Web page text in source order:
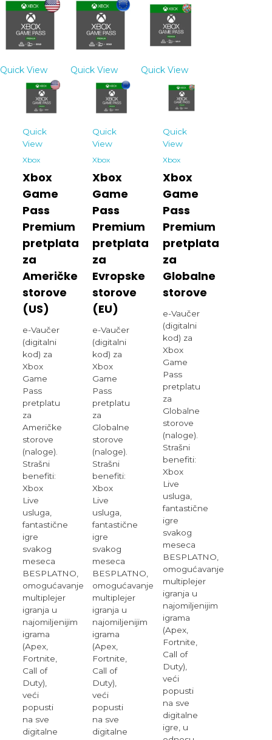
Quick View
Quick
View
Xbox
Xbox
Game
Pass
Premium
pretplata
za
Američke
storove
(US)
e-Vaučer
(digitalni
kod) za
Xbox
Game
Pass
pretplatu
za
Američke
storove
(naloge).
Strašni
benefiti:
Xbox
Live
usluga,
fantastične
igre
svakog
meseca
BESPLATNO,
omogućavanje
multiplejer
igranja u
najomiljenijim
igrama
(Apex,
Fortnite,
Call of
Duty),
veći
popusti
na sve
digitalne
Quick View
Quick
View
Xbox
Xbox
Game
Pass
Premium
pretplata
za
Evropske
storove
(EU)
e-Vaučer
(digitalni
kod) za
Xbox
Game
Pass
pretplatu
za
Globalne
storove
(naloge).
Strašni
benefiti:
Xbox
Live
usluga,
fantastične
igre
svakog
meseca
BESPLATNO,
omogućavanje
multiplejer
igranja u
najomiljenijim
igrama
(Apex,
Fortnite,
Call of
Duty),
veći
popusti
na sve
digitalne
Quick View
Quick
View
Xbox
Xbox
Game
Pass
Premium
pretplata
za
Globalne
storove
e-Vaučer
(digitalni
kod) za
Xbox
Game
Pass
pretplatu
za
Globalne
storove
(naloge).
Strašni
benefiti:
Xbox
Live
usluga,
fantastične
igre
svakog
meseca
BESPLATNO,
omogućavanje
multiplejer
igranja u
najomiljenijim
igrama
(Apex,
Fortnite,
Call of
Duty),
veći
popusti
na sve
digitalne
igre, u